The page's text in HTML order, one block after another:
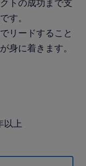
トの成功まで支
す。
リードすること
身に着きます。
以上
ト経験